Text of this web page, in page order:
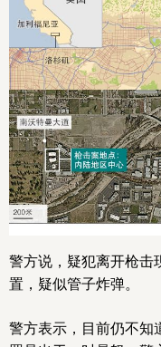
警方说，疑犯离开枪击
置，疑似管子炸弹。
警方表示，目前仍不知